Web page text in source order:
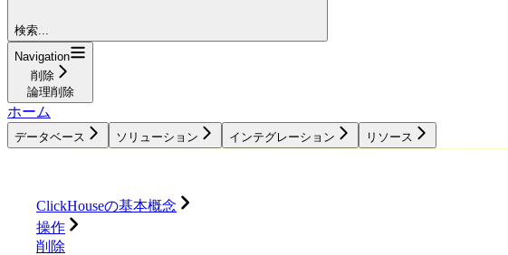
検索...
Navigation
削除
論理削除
ホーム
データベース ソリューション インテグレーション リソース
ClickHouseの基本概念
操作
削除